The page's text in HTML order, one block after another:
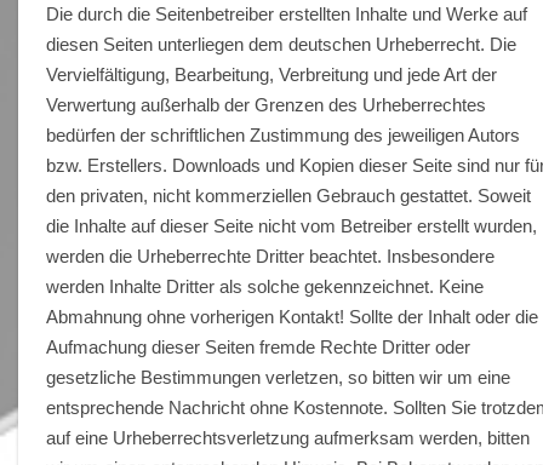
Die durch die Seitenbetreiber erstellten Inhalte und Werke auf
diesen Seiten unterliegen dem deutschen Urheberrecht. Die
Vervielfältigung, Bearbeitung, Verbreitung und jede Art der
Verwertung außerhalb der Grenzen des Urheberrechtes
bedürfen der schriftlichen Zustimmung des jeweiligen Autors
bzw. Erstellers. Downloads und Kopien dieser Seite sind nur
den privaten, nicht kommerziellen Gebrauch gestattet. Soweit
die Inhalte auf dieser Seite nicht vom Betreiber erstellt wurden,
werden die Urheberrechte Dritter beachtet. Insbesondere
werden Inhalte Dritter als solche gekennzeichnet. Keine
Abmahnung ohne vorherigen Kontakt! Sollte der Inhalt oder die
Aufmachung dieser Seiten fremde Rechte Dritter oder
gesetzliche Bestimmungen verletzen, so bitten wir um eine
entsprechende Nachricht ohne Kostennote. Sollten Sie
auf eine Urheberrechtsverletzung aufmerksam werden, bitten